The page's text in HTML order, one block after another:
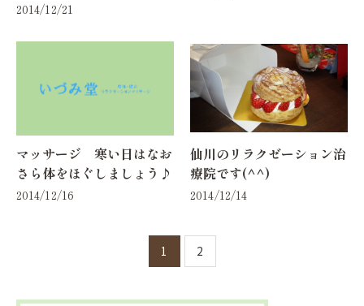
2014/12/21
マッサージ 寒い日はなお
さら体をほぐしましょう♪
2014/12/16
仙川のリラクゼーション治
療院です(^^)
2014/12/14
1 2